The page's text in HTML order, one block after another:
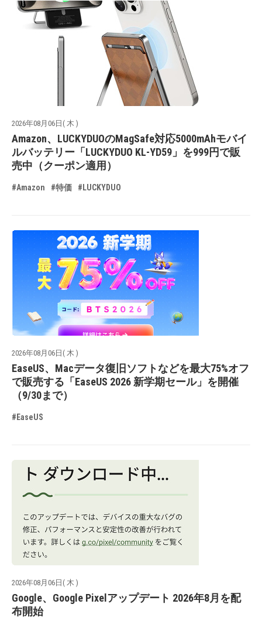
2026年08月06日( 木 )
Amazon、LUCKYDUOのMagSafe対応5000mAhモバイ
ルバッテリー「LUCKYDUO KL-YD59」を999円で販
売中（クーポン適用）
#Amazon #特価 #LUCKYDUO
2026年08月06日( 木 )
EaseUS、Macデータ復旧ソフトなどを最大75%オフ
で販売する「EaseUS 2026 新学期セール」を開催
（9/30まで）
#EaseUS
2026年08月06日( 木 )
Google、Google Pixelアップデート 2026年8月を配
布開始